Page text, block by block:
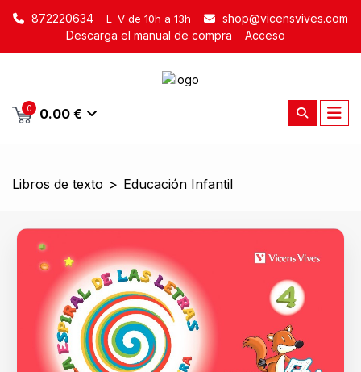
872220634 L–V de 10h a 13h
shop@vicensvives.com
Descarga el manual de compra
Acceso
0 0.00 €
Libros de texto > Educación Infantil